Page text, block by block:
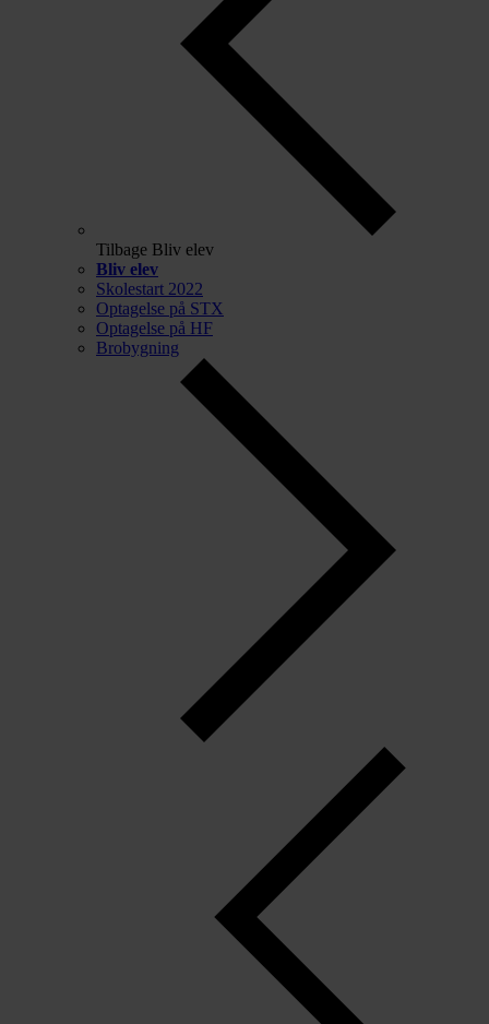
Tilbage Bliv elev
Bliv elev
Skolestart 2022
Optagelse på STX
Optagelse på HF
Brobygning